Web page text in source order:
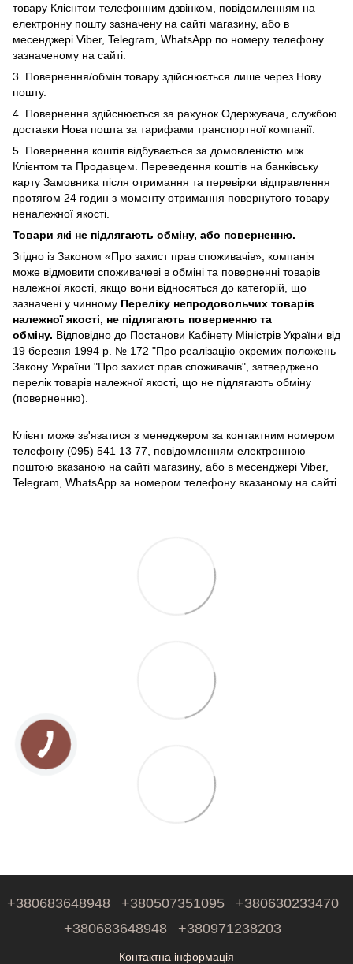
товару Клієнтом телефонним дзвінком, повідомленням на
електронну пошту зазначену на сайті магазину, або в
месенджері Viber, Telegram, WhatsApp по номеру телефону
зазначеному на сайті.
3. Повернення/обмін товару здійснюється лише через Нову
пошту.
4. Повернення здійснюється за рахунок Одержувача, службою
доставки Нова пошта за тарифами транспортної компанії.
5. Повернення коштів відбувається за домовленістю між
Клієнтом та Продавцем. Переведення коштів на банківську
карту Замовника після отримання та перевірки відправлення
протягом 24 годин з моменту отримання повернутого товару
неналежної якості.
Товари які не підлягають обміну, або поверненню.
Згідно із Законом «Про захист прав споживачів», компанія
може відмовити споживачеві в обміні та поверненні товарів
належної якості, якщо вони відносяться до категорій, що
зазначені у чинному Переліку непродовольчих товарів
належної якості, не підлягають поверненню та
обміну. Відповідно до Постанови Кабінету Міністрів України від
19 березня 1994 р. № 172 "Про реалізацію окремих положень
Закону України "Про захист прав споживачів", затверджено
перелік товарів належної якості, що не підлягають обміну
(поверненню).
Клієнт може зв'язатися з менеджером за контактним номером
телефону (095) 541 13 77, повідомленням електронною
поштою вказаною на сайті магазину, або в месенджері Viber,
Telegram, WhatsApp за номером телефону вказаному на сайті.
+380683648948 +380507351095
+380630233470
+380683648948
+380971238203
Контактна інформація